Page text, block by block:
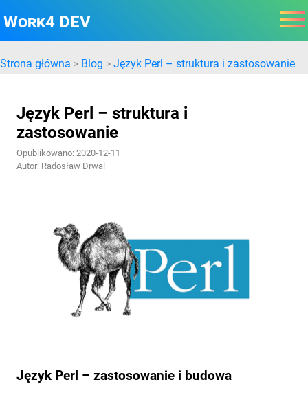
Work4 DEV
Strona główna > Blog > Język Perl – struktura i zastosowanie
Język Perl – struktura i
zastosowanie
Opublikowano: 2020-12-11
Autor: Radosław Drwal
Język Perl – zastosowanie i budowa